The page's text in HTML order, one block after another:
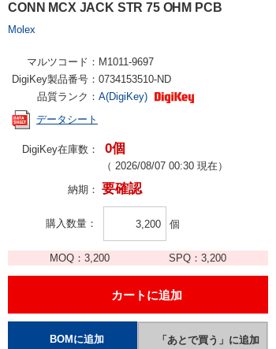
CONN MCX JACK STR 75 OHM PCB
Molex
マルツコード： M1011-9697
DigiKey製品番号： 0734153510-ND
品質ランク： A(DigiKey)
データシート
DigiKey在庫数： 0個
（ 2026/08/07 00:30 現在）
納期： 要確認
購入数量 個
MOQ： 3,200 SPQ：3,200